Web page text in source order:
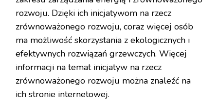
rozwoju. Dzięki ich inicjatywom na rzecz
zrównoważonego rozwoju, coraz więcej osób
ma możliwość skorzystania z ekologicznych i
efektywnych rozwiązań grzewczych. Więcej
informacji na temat inicjatyw na rzecz
zrównoważonego rozwoju można znaleźć na
ich stronie internetowej.